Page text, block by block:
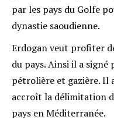
par les pays du Golfe
dynastie saoudienne.
Erdogan veut profiter
du pays. Ainsi il a
pétrolière et gazière. Il
accroît la délimitation
pays en Méditerranée.